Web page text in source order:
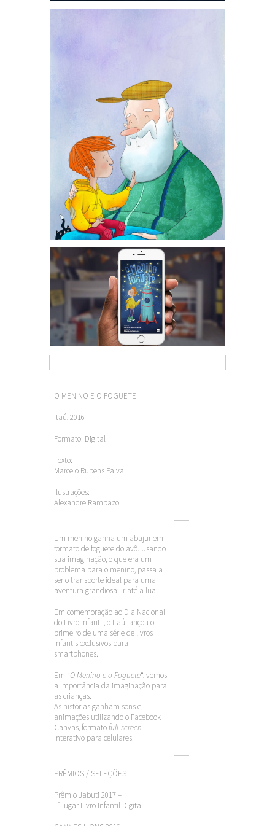
O MENINO E O FOGUETE
Itaú, 2016
Formato: Digital
Texto:
Marcelo Rubens Paiva
Ilustrações:
Alexandre Rampazo
Um menino ganha um abajur em
formato de foguete do avô. Usando
sua imaginação, o que era um
problema para o menino, passa a
ser o transporte ideal para uma
aventura grandiosa: ir até a lua!
Em comemoração ao Dia Nacional
do Livro Infantil, o Itaú lançou o
primeiro de uma série de livros
infantis exclusivos para
smartphones.
Em “O Menino e o Foguete“, vemos
a importância da imaginação para
as crianças.
As histórias ganham sons e
animações utilizando o Facebook
Canvas, formatofull-screen
interativo para celulares.
PRÊMIOS / SELEÇÕES
Prêmio Jabuti 2017 –
1º lugar Livro Infantil Digital